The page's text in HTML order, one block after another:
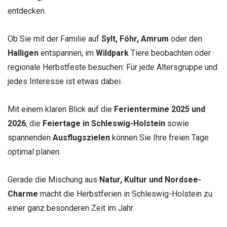
entdecken.
Ob Sie mit der Familie auf Sylt, Föhr, Amrum oder den
Halligen entspannen, im Wildpark Tiere beobachten oder
regionale Herbstfeste besuchen: Für jede Altersgruppe und
jedes Interesse ist etwas dabei.
Mit einem klaren Blick auf die Ferientermine 2025 und
2026, die Feiertage in Schleswig-Holstein sowie
spannenden Ausflugszielen können Sie Ihre freien Tage
optimal planen.
Gerade die Mischung aus Natur, Kultur und Nordsee-
Charme macht die Herbstferien in Schleswig-Holstein zu
einer ganz besonderen Zeit im Jahr.